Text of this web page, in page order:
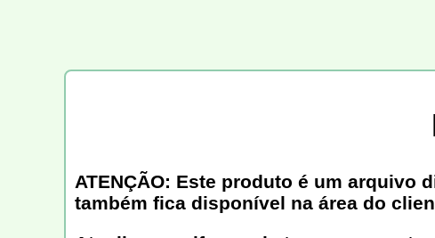
ATENÇÃO: Este produto é um arquivo
também fica disponível na área do